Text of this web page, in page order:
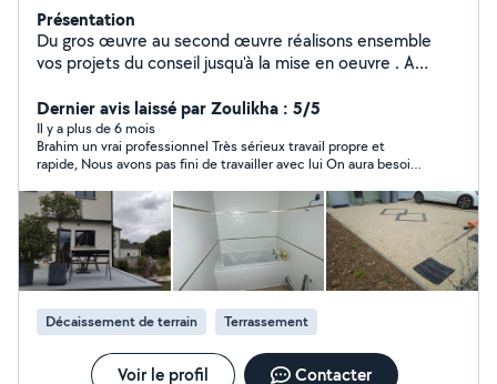
Présentation
Du gros œuvre au second œuvre réalisons ensemble
vos projets du conseil jusqu'à la mise en oeuvre . A
qualité de l'ouvrage une priorité.
Dernier avis laissé par Zoulikha : 5/5
Il y a plus de 6 mois
Brahim un vrai professionnel Très sérieux travail propre et
rapide, Nous avons pas fini de travailler avec lui On aura besoin
Vous pouvez lui confier vos travaux en toute confiance Merci
beaucoup
Décaissement de terrain Terrassement
Voir le profil Contacter